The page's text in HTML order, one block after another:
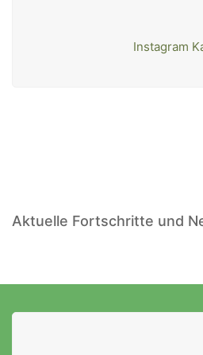
Instagram
Aktuelle Fortschritte und